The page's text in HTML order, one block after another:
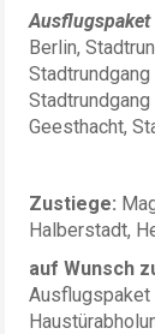
Berlin,
Stadtrundgang
Geesthacht,
Zustiege:
Halberstadt,
auf Wunsch
Ausflugspaket